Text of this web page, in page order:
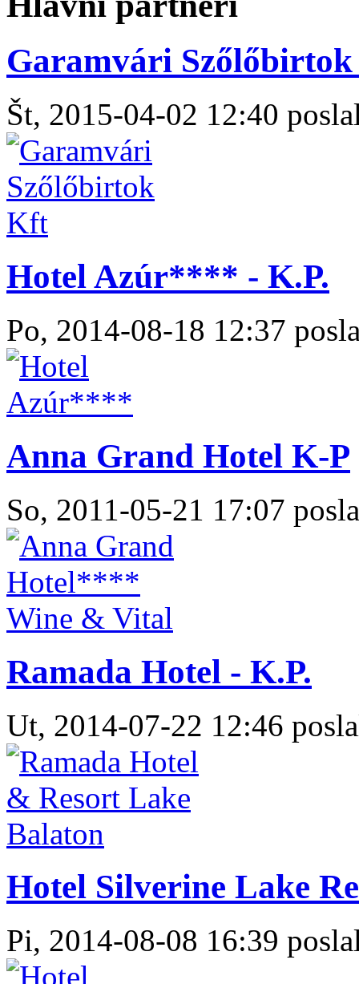
Garamvári
Št, 2015-04-02 12:40
Hotel Azúr**** - K.P.
Po, 2014-08-18 12:37
Anna Grand Hotel K-P
So, 2011-05-21 17:07
Ramada Hotel - K.P.
Ut, 2014-07-22 12:46
Hotel Silverine Lake
Pi, 2014-08-08 16:39